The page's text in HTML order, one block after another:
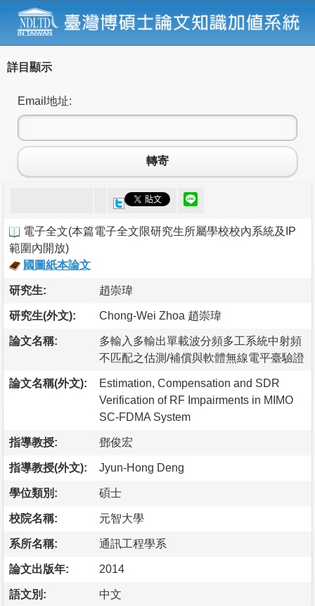
詳目顯示
Email地址:
轉寄
電子全文(本篇電子全文限研究生所屬學校校內系統及IP
範圍內開放)
國圖紙本論文
研究生: 趙崇瑋
研究生(外文): Chong-Wei Zhoa 趙崇瑋
論文名稱:
多輸入多輸出單載波分頻多工系統中射頻
不匹配之估測/補償與軟體無線電平臺驗證
論文名稱(外文):
Estimation, Compensation and SDR
Verification of RF Impairments in MIMO
SC-FDMA System
指導教授: 鄧俊宏
指導教授(外文): Jyun-Hong Deng
學位類別: 碩士
校院名稱: 元智大學
系所名稱: 通訊工程學系
論文出版年: 2014
語文別: 中文